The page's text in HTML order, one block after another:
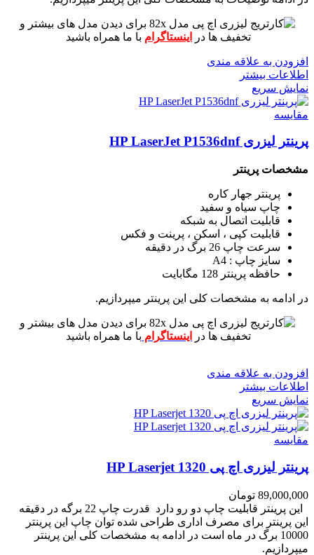
برای دیدن مدل های بیشتر و
تخفیف ها در
اینستاگرام با ما همراه باشید
افزودن به علاقه مندی
اطلاعات بیشتر
نمایش سریع
مقايسه
پرینتر لیزری HP LaserJet P1536dnf
مشخصات پرینتر
پرینتر جهار کاره
چاپ سیاه و سفید
قابلیت اتصال به شبکه
قابلیت کپی ، اسکن ، پرینت و فکس
سرعت چاپ 26 برگ در دقیقه
سایز چاپ : A4
حافظه پرینتر 128 مگابایت
در ادامه به مشخصات کلی این پرینتر میپردازیم.
برای دیدن مدل های بیشتر و
تخفیف ها در
اینستاگرام با ما همراه باشید
افزودن به علاقه مندی
اطلاعات بیشتر
نمایش سریع
مقايسه
پرینتر لیزری اچ پی HP Laserjet 1320
89,000,000 تومان
این پرینتر قابلیت چاپ دو رو دارد قدرت چاپ 22 برگه در دقیقه
این پرینتر برای مصرف اداری طراحی شده توان چاپ این پرینتر
10000 برگ در ماه است
در ادامه به مشخصات کلی این پرینتر
میپردازیم.